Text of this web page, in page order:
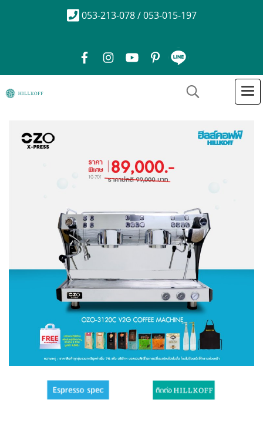
053-213-078 / 053-015-197